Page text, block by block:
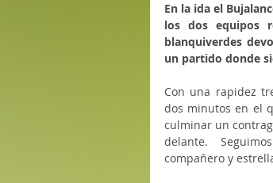
En la ida el
los dos equipos
blanquiverdes
un partido donde
Con una rapidez
dos minutos en el
culminar un
delante.
compañero y